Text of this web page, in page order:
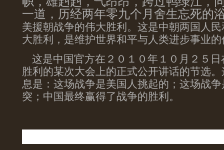
一道，历经两年零九个月舍生忘死的
美援朝战争的伟大胜利。这是中朝两国人
大胜利，是维护世界和平与人类进步事业
这是中国官方在２０１０年１０月２５日
胜利的某次大会上的正式公开讲话的节选
息是：这场战争是美国人挑起的；这场战
突；中国最终赢得了战争的胜利。